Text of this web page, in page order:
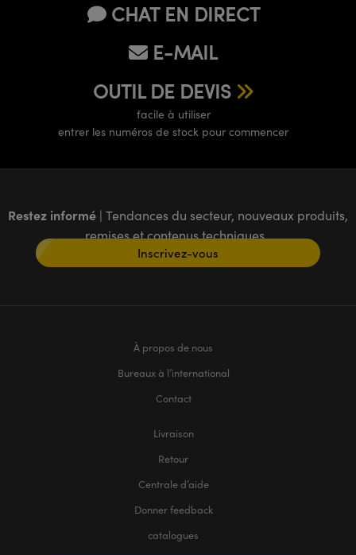
CHAT EN DIRECT
E-MAIL
OUTIL DE DEVIS
facile à utiliser
entrer les numéros de stock pour commencer
Restez informé | Tendances du secteur, nouveaux produits,
remises et contenus techniques
Inscrivez-vous
À propos de nous
Bureaux à l’international
Contact
Livraison
Retour
Centrale d’aide
Donner feedback
catalogues